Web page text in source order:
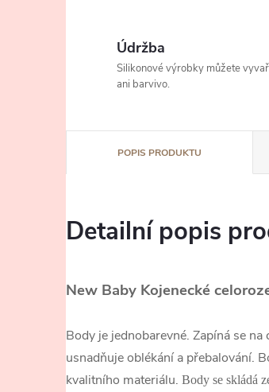
Údržba
Silikonové výrobky můžete
ani barvivo.
POPIS PRODUKTU
Detailní popis
New Baby Kojenecké
Body je jednobarevné. Zapíná se
usnadňuje oblékání a přebalování.
kvalitního materiálu. Body se skládá